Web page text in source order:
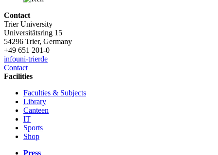
Contact
Trier University
Universitätsring 15
54296 Trier, Germany
+49 651 201-0
infouni-trierde
Contact
Facilities
Faculties & Subjects
Library
Canteen
IT
Sports
Shop
Press